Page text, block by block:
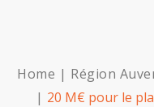
Home Région
20 M€ pour le